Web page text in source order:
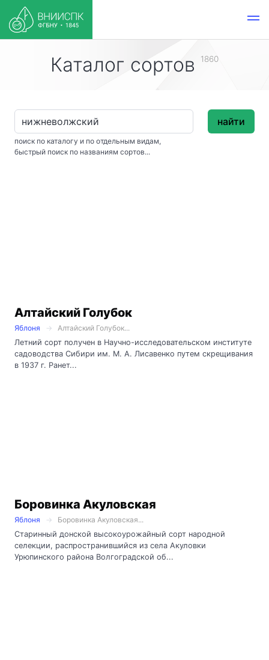
Каталог сортов 1860
поиск по каталогу и по отдельным видам,
быстрый поиск по названиям сортов...
найти
Алтайский Голубок
Яблоня
Алтайский Голубок...
Летний сорт получен в Научно-исследовательском институте
садоводства Сибири им. М. А. Лисавенко путем скрещивания
в 1937 г. Ранет...
Боровинка Акуловская
Яблоня
Боровинка Акуловская...
Старинный донской высокоурожайный сорт народной
селекции, распространившийся из села Акуловки
Урюпинского района Волгоградской об...